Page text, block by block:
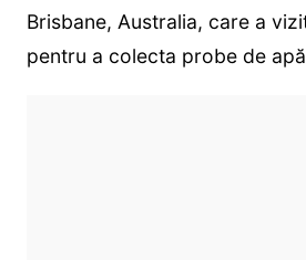
Brisbane, Australia, care a
pentru a colecta probe de